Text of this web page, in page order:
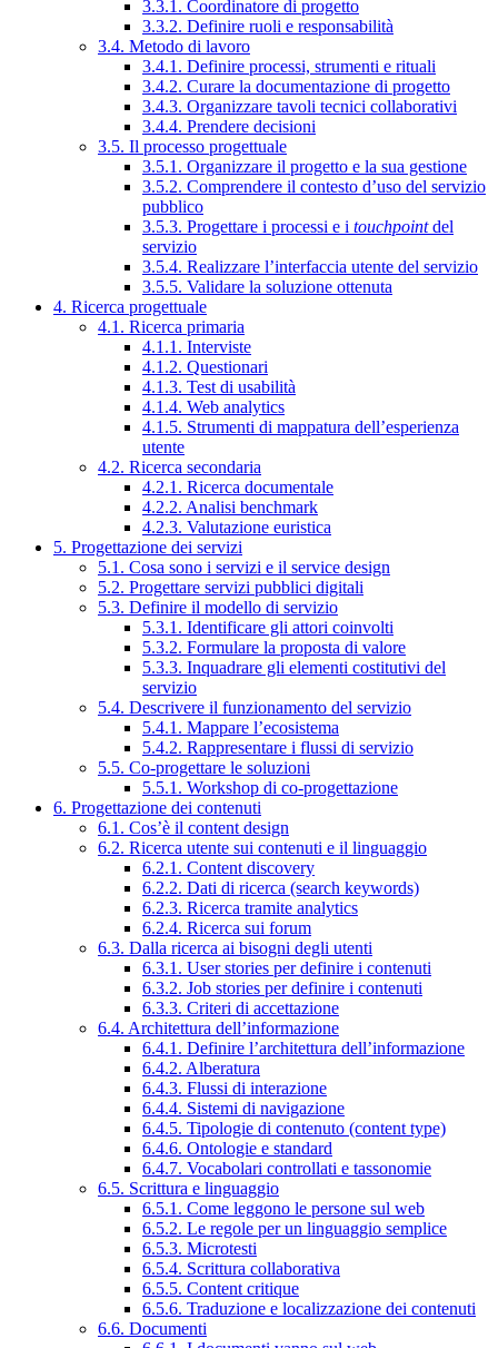
3.3.1. Coordinatore di progetto
3.3.2. Definire ruoli e responsabilità
3.4. Metodo di lavoro
3.4.1. Definire processi, strumenti e rituali
3.4.2. Curare la documentazione di progetto
3.4.3. Organizzare tavoli tecnici collaborativi
3.4.4. Prendere decisioni
3.5. Il processo progettuale
3.5.1. Organizzare il progetto e la sua gestione
3.5.2. Comprendere il contesto d’uso del servizio
pubblico
3.5.3. Progettare i processi e i touchpointdel
servizio
3.5.4. Realizzare l’interfaccia utente del servizio
3.5.5. Validare la soluzione ottenuta
4. Ricerca progettuale
4.1. Ricerca primaria
4.1.1. Interviste
4.1.2. Questionari
4.1.3. Test di usabilità
4.1.4. Web analytics
4.1.5. Strumenti di mappatura dell’esperienza
utente
4.2. Ricerca secondaria
4.2.1. Ricerca documentale
4.2.2. Analisi benchmark
4.2.3. Valutazione euristica
5. Progettazione dei servizi
5.1. Cosa sono i servizi e il service design
5.2. Progettare servizi pubblici digitali
5.3. Definire il modello di servizio
5.3.1. Identificare gli attori coinvolti
5.3.2. Formulare la proposta di valore
5.3.3. Inquadrare gli elementi costitutivi del
servizio
5.4. Descrivere il funzionamento del servizio
5.4.1. Mappare l’ecosistema
5.4.2. Rappresentare i flussi di servizio
5.5. Co-progettare le soluzioni
5.5.1. Workshop di co-progettazione
6. Progettazione dei contenuti
6.1. Cos’è il content design
6.2. Ricerca utente sui contenuti e il linguaggio
6.2.1. Content discovery
6.2.2. Dati di ricerca (search keywords)
6.2.3. Ricerca tramite analytics
6.2.4. Ricerca sui forum
6.3. Dalla ricerca ai bisogni degli utenti
6.3.1. User stories per definire i contenuti
6.3.2. Job stories per definire i contenuti
6.3.3. Criteri di accettazione
6.4. Architettura dell’informazione
6.4.1. Definire l’architettura dell’informazione
6.4.2. Alberatura
6.4.3. Flussi di interazione
6.4.4. Sistemi di navigazione
6.4.5. Tipologie di contenuto (content type)
6.4.6. Ontologie e standard
6.4.7. Vocabolari controllati e tassonomie
6.5. Scrittura e linguaggio
6.5.1. Come leggono le persone sul web
6.5.2. Le regole per un linguaggio semplice
6.5.3. Microtesti
6.5.4. Scrittura collaborativa
6.5.5. Content critique
6.5.6. Traduzione e localizzazione dei contenuti
6.6. Documenti